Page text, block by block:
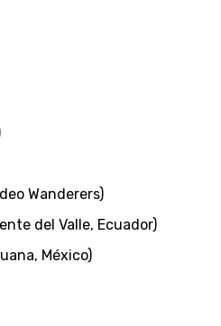
Wanderers)
del Valle, Ecuador)
México)